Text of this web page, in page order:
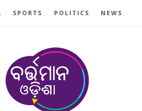
SPORTS POLITICS NEWS